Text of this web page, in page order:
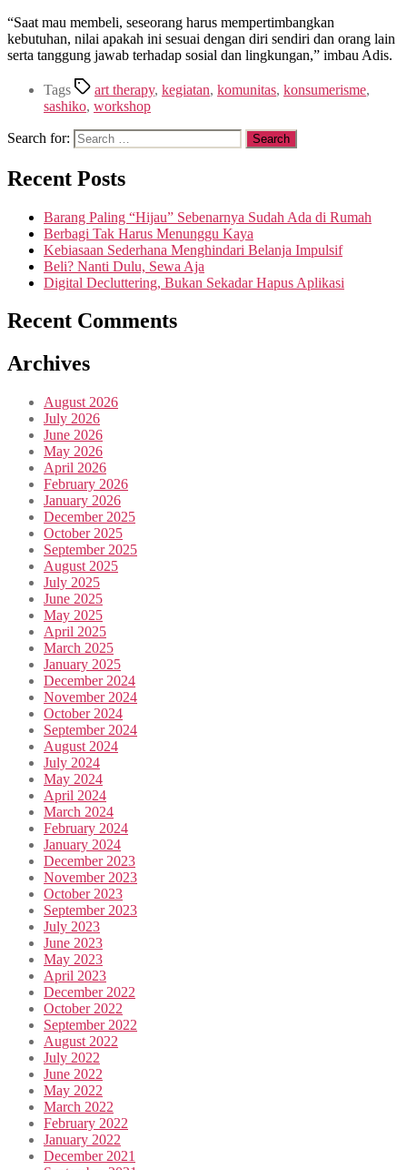
“Saat mau membeli, seseorang harus mempertimbangkan
kebutuhan, nilai apakah ini sesuai dengan diri sendiri dan orang lain
serta tanggung jawab terhadap sosial dan lingkungan,” imbau Adis.
Tags art therapy, kegiatan, komunitas, konsumerisme,
sashiko, workshop
Search for:
Recent Posts
Barang Paling “Hijau” Sebenarnya Sudah Ada di Rumah
Berbagi Tak Harus Menunggu Kaya
Kebiasaan Sederhana Menghindari Belanja Impulsif
Beli? Nanti Dulu, Sewa Aja
Digital Decluttering, Bukan Sekadar Hapus Aplikasi
Recent Comments
Archives
August 2026
July 2026
June 2026
May 2026
April 2026
February 2026
January 2026
December 2025
October 2025
September 2025
August 2025
July 2025
June 2025
May 2025
April 2025
March 2025
January 2025
December 2024
November 2024
October 2024
September 2024
August 2024
July 2024
May 2024
April 2024
March 2024
February 2024
January 2024
December 2023
November 2023
October 2023
September 2023
July 2023
June 2023
May 2023
April 2023
December 2022
October 2022
September 2022
August 2022
July 2022
June 2022
May 2022
March 2022
February 2022
January 2022
December 2021